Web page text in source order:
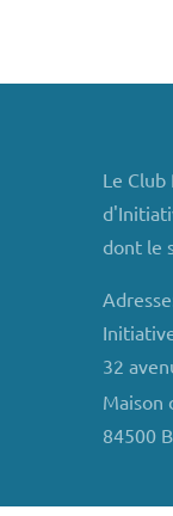
Le
dont le
32
Maison
84500